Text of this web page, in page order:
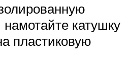
намотайте катушку
пластиковую